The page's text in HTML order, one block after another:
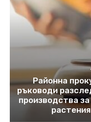
Районна
ръководи
производства